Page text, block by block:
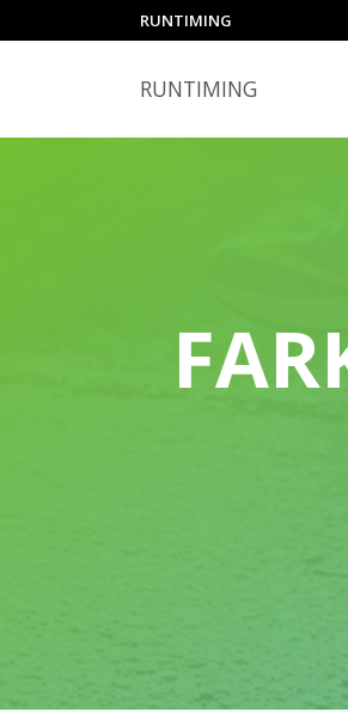
RUNTIMING
RUNTIMING